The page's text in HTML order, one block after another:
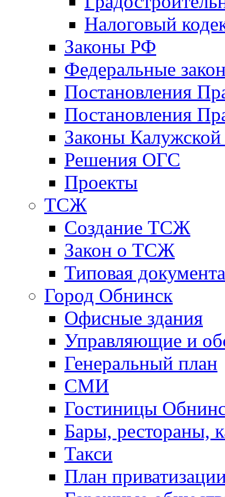
Налоговый
Законы РФ
Федеральные
Постановления
Постановления
Законы Калужской
Решения ОГС
Проекты
ТСЖ
Создание ТСЖ
Закон о ТСЖ
Типовая
Город Обнинск
Офисные здания
Управляющие и
Генеральный план
СМИ
Гостиницы
Бары, рестораны,
Такси
План